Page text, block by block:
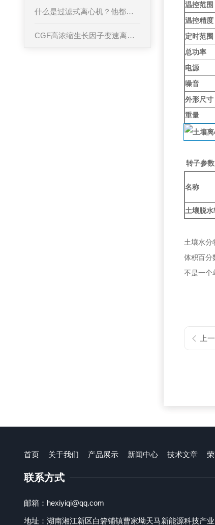
温控范围
温控精度
定时范围
总功率
电源
噪音
外形尺寸
重量
转子参
名称
土壤脱
土壤水分
体积百分
不是一个
上
什么是过滤式离心机？他都有那些类型
CGF高浓缩生长因子变速离心机
首页 关于我们 产品展示 新闻中心 技术文章
联系方式
邮箱：hexiyiqi@qq.com
地址：湖南湘江新区白箬铺镇曹家坳天马新能源科技产